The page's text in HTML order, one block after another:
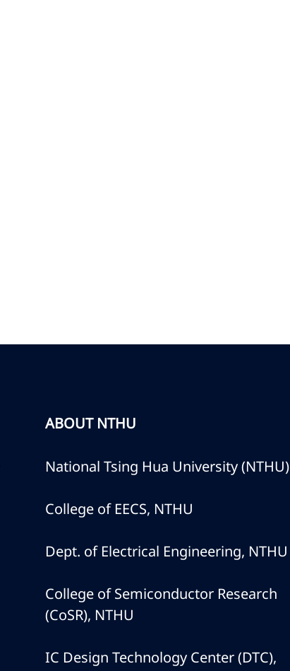
ABOUT NTHU
National Tsing Hua University (NTHU)
College of EECS, NTHU
Dept. of Electrical Engineering, NTHU
College of Semiconductor Research
(CoSR), NTHU
IC Design Technology Center (DTC),